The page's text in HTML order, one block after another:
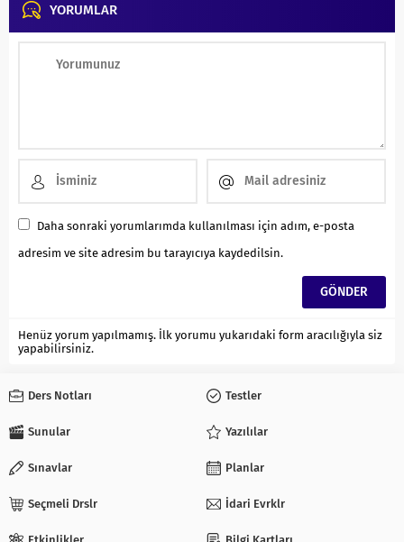
YORUMLAR
Daha sonraki yorumlarımda kullanılması için adım, e-posta
adresim ve site adresim bu tarayıcıya kaydedilsin.
Henüz yorum yapılmamış. İlk yorumu yukarıdaki form aracılığıyla siz
yapabilirsiniz.
Ders Notları Testler
Sunular Yazılılar
Sınavlar Planlar
Seçmeli Drslr İdari Evrklr